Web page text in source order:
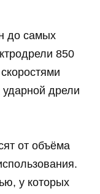
до самых
850
дрели
от объёма
у которых